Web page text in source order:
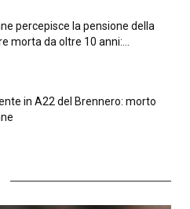
percepisce la pensione della
morta da oltre 10 anni:...
in A22 del Brennero: morto